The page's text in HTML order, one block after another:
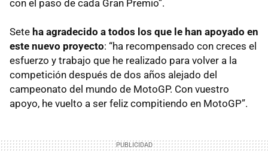
con el paso de cada Gran Premio”.
Sete ha agradecido a todos los que le han apoyado en
este nuevo proyecto: “ha recompensado con creces el
esfuerzo y trabajo que he realizado para volver a la
competición después de dos años alejado del
campeonato del mundo de MotoGP. Con vuestro
apoyo, he vuelto a ser feliz compitiendo en MotoGP”.